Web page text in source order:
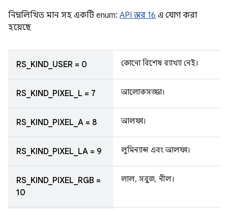
নিম্নলিখিত মান সহ একটি enum: API স্তর 16 এ যোগ করা
হয়েছে
RS_KIND_USER = 0 কোনো বিশেষ ব্যাখ্যা নেই।
RS_KIND_PIXEL_L = 7 আলোকসজ্জা।
RS_KIND_PIXEL_A = 8 আলফা।
RS_KIND_PIXEL_LA = 9 লুমিন্যান্স এবং আলফা।
RS_KIND_PIXEL_RGB =
10
লাল, সবুজ, নীল।